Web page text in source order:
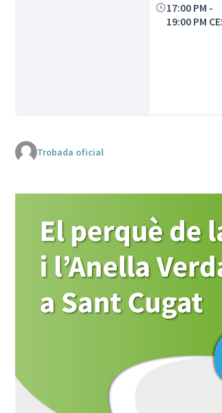
17:00 PM -
19:00 PM
Trobada oficial